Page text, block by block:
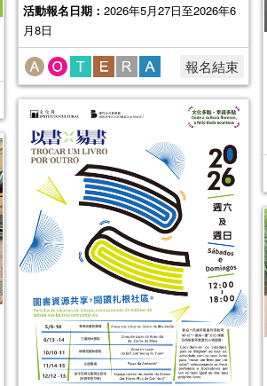
活動報名日期： 2026年5月27日至2026年6
月8日
報名結束